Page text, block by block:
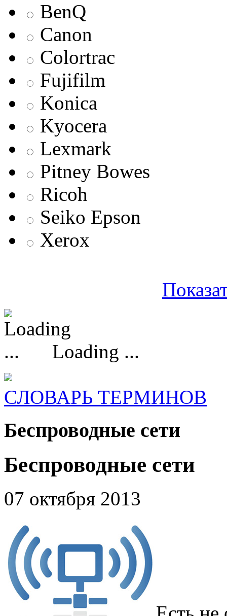
BenQ
Canon
Colortrac
Fujifilm
Konica
Kyocera
Lexmark
Pitney Bowes
Ricoh
Seiko Epson
Xerox
Loading ...
СЛОВАРЬ ТЕРМИНОВ
Беспроводные сети
Беспроводные сети
07 октября 2013